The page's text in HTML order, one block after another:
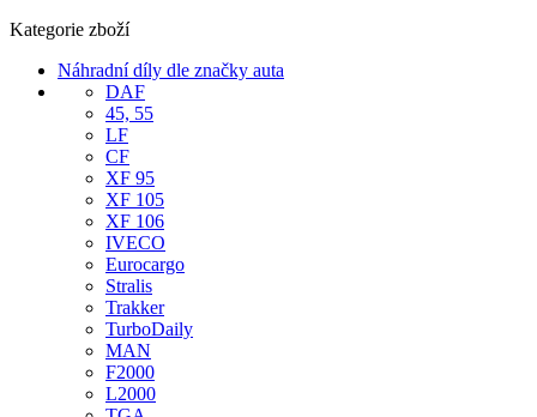
Kategorie zboží
Náhradní díly dle značky auta
DAF
45, 55
LF
CF
XF 95
XF 105
XF 106
IVECO
Eurocargo
Stralis
Trakker
TurboDaily
MAN
F2000
L2000